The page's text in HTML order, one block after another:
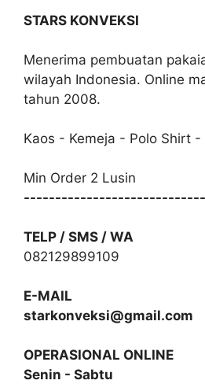
STARS KONVEKSI
Menerima pembuatan
wilayah Indonesia. Online
tahun 2008.
Kaos - Kemeja - Polo Shirt
Min Order 2 Lusin
TELP / SMS / WA
082129899109
E-MAIL
starkonveksi@gmail.com
OPERASIONAL ONLINE
Senin - Sabtu